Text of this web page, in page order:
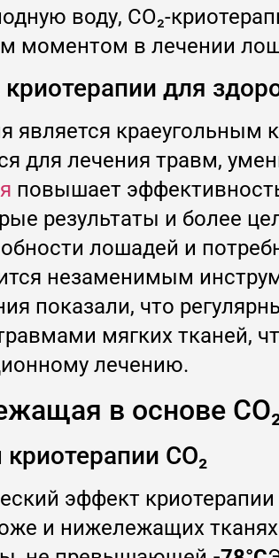
воду, CO₂-
моментом в лечении
для
является
для лечения травм,
повышает
результаты и более
лошадей и
незаменимым
показали, что
мягких тканей,
лечению.
в основе
CO₂
эффект
и нижележащих